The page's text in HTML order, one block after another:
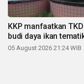
KKP manfaatkan
budi daya ikan
05 August 2026 21:24 WIB